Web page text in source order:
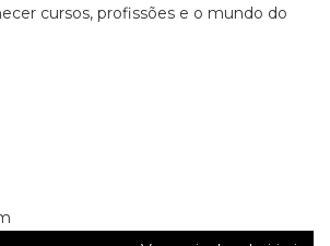
cursos, profissões e o mundo do